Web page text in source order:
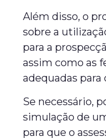
Além disso, o
sobre a
para a
assim como as
adequadas para
Se necessário,
simulação de
para que o